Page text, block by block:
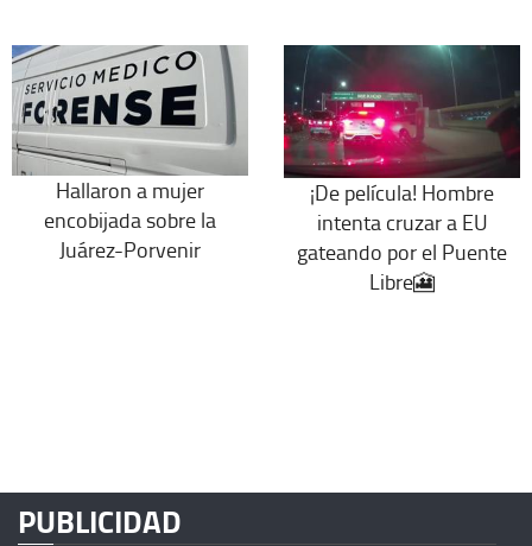
Hallaron a mujer
encobijada sobre la
Juárez-Porvenir
¡De película! Hombre
intenta cruzar a EU
gateando por el Puente
Libre🎦
PUBLICIDAD